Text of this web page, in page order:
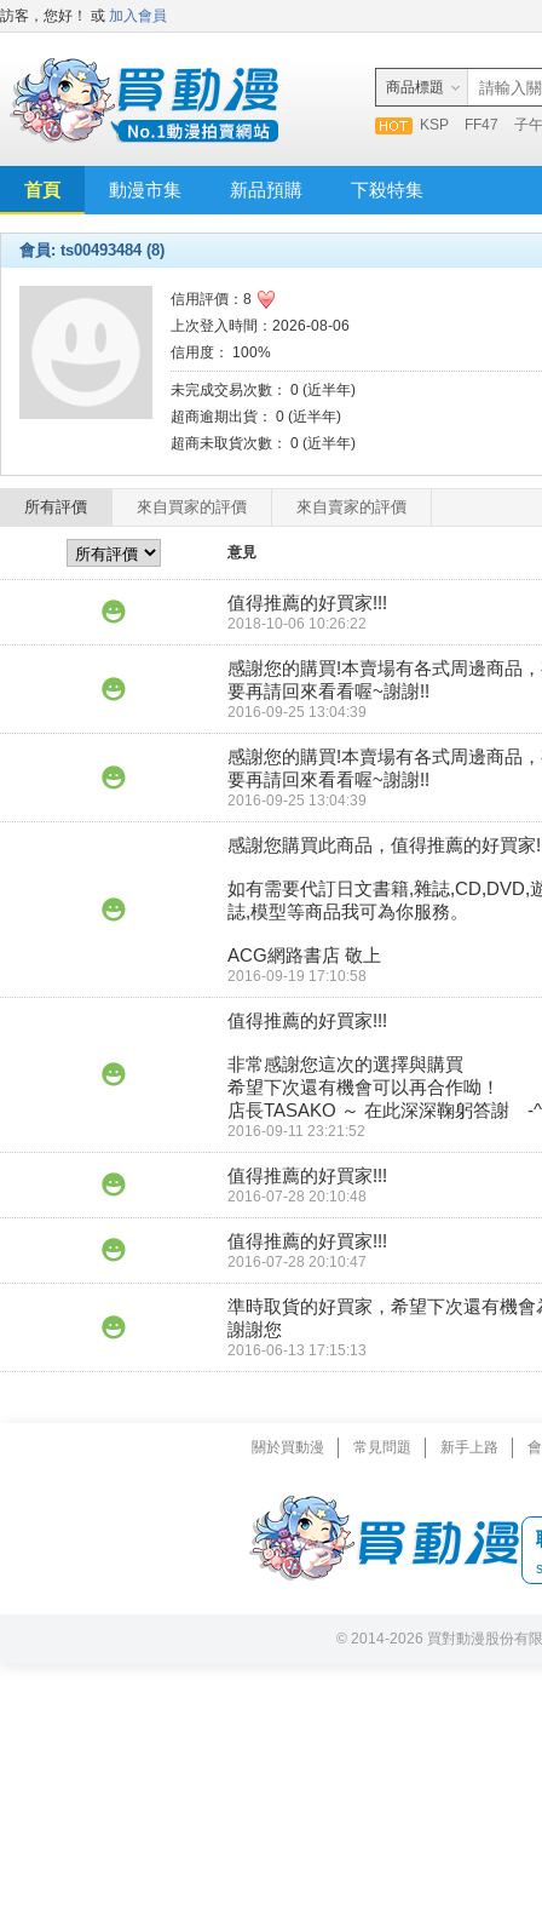
訪客，您好！ 或 加入會員
商品標題
KSP FF47 子
首頁 動漫市集 新品預購 下殺特集
會員: ts00493484 (8)
信用評價：8
上次登入時間：2026-08-06
信用度： 100%
未完成交易次數： 0 (近半年)
超商逾期出貨： 0 (近半年)
超商未取貨次數： 0 (近半年)
所有評價 來自買家的評價 來自賣家的評價
意見
值得推薦的好買家!!!
2018-10-06 10:26:22
感謝您的購買!本賣場有各式周邊商品
要再請回來看看喔~謝謝!!
2016-09-25 13:04:39
感謝您的購買!本賣場有各式周邊商品
要再請回來看看喔~謝謝!!
2016-09-25 13:04:39
感謝您購買此商品，值得推薦的好買家!
如有需要代訂日文書籍,雜誌,CD,DVD,
誌,模型等商品我可為你服務。
ACG網路書店 敬上
2016-09-19 17:10:58
值得推薦的好買家!!!
非常感謝您這次的選擇與購買
希望下次還有機會可以再合作呦！
店長TASAKO ～ 在此深深鞠躬答謝　-
2016-09-11 23:21:52
值得推薦的好買家!!!
2016-07-28 20:10:48
值得推薦的好買家!!!
2016-07-28 20:10:47
準時取貨的好買家，希望下次還有機會
謝謝您
2016-06-13 17:15:13
關於買動漫 常見問題 新手上路
© 2014-2026 買對動漫股份有